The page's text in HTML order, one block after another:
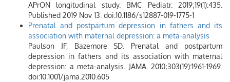
APrON longitudinal study. BMC Pediatr. 2019;19(1):435.
Published 2019 Nov 13. doi:10.1186/s12887-019-1775-1
Prenatal and postpartum depression in fathers and its
association with maternal depression: a meta-analysis
Paulson JF, Bazemore SD. Prenatal and postpartum
depression in fathers and its association with maternal
depression: a meta-analysis. JAMA. 2010;303(19):1961-1969.
doi:10.1001/jama.2010.605